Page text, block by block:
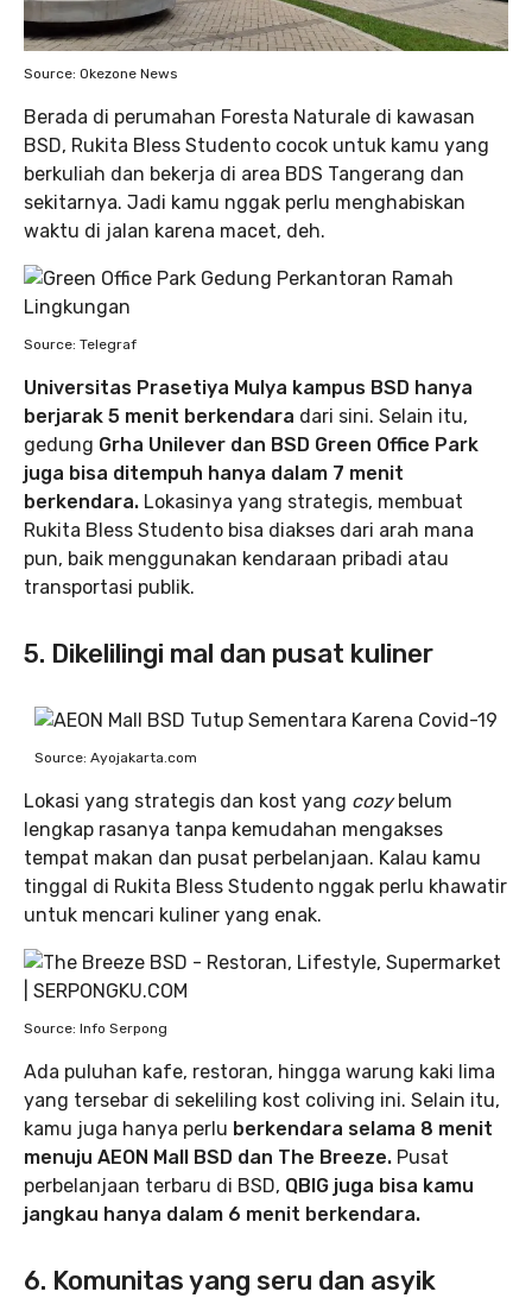
Source: Okezone News
Berada di perumahan Foresta Naturale di kawasan
BSD, Rukita Bless Studento cocok untuk kamu yang
berkuliah dan bekerja di area BDS Tangerang dan
sekitarnya. Jadi kamu nggak perlu menghabiskan
waktu di jalan karena macet, deh.
Source: Telegraf
Universitas Prasetiya Mulya kampus BSD hanya
berjarak 5 menit berkendara dari sini. Selain itu,
gedung Grha Unilever dan BSD Green Office Park
juga bisa ditempuh hanya dalam 7 menit
berkendara. Lokasinya yang strategis, membuat
Rukita Bless Studento bisa diakses dari arah mana
pun, baik menggunakan kendaraan pribadi atau
transportasi publik.
5. Dikelilingi mal dan pusat kuliner
Source: Ayojakarta.com
Lokasi yang strategis dan kost yang cozybelum
lengkap rasanya tanpa kemudahan mengakses
tempat makan dan pusat perbelanjaan. Kalau kamu
tinggal di Rukita Bless Studento nggak perlu khawatir
untuk mencari kuliner yang enak.
Source: Info Serpong
Ada puluhan kafe, restoran, hingga warung kaki lima
yang tersebar di sekeliling kost coliving ini. Selain itu,
kamu juga hanya perlu berkendara selama 8 menit
menuju AEON Mall BSD dan The Breeze. Pusat
perbelanjaan terbaru di BSD, QBIG juga bisa kamu
jangkau hanya dalam 6 menit berkendara.
6. Komunitas yang seru dan asyik